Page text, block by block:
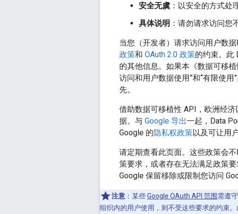
安全无虞 ：以安全的方式处
具体说明 ：请勿请求访问您
当您（开发者）请求访问用户数
政策和 OAuth 2.0 政策的约束。此
的其他信息。如果本《数据可移
访问和用户数据使用”和“有限使
先。
借助数据可移植性 API，欧洲经
据。与 Google 导出一起，Data
Google 的隐私权政策以及可让用
请定期查看此页面。这些政策会
策要求，或者存在无法满足政策
Google 保留移除或限制您访问
注意 ：某些Google OAuth API 范围需遵
组织内的用户使用，则不受这些要求的约束。